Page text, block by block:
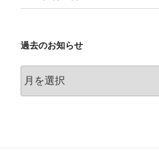
過去のお知らせ
去